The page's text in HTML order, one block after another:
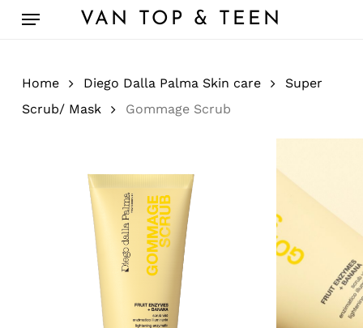
VAN TOP & TEEN
Menu
Home Diego Dalla Palma Skin care
Super
Scrub/ Mask
Gommage Scrub